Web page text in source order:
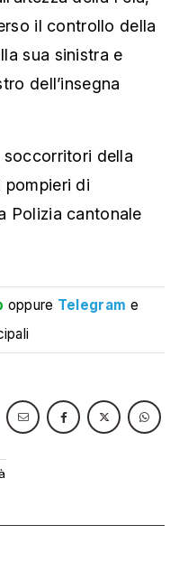
il controllo della
sua sinistra e
dell’insegna
della
pompieri di
Polizia cantonale
oppure Telegram e